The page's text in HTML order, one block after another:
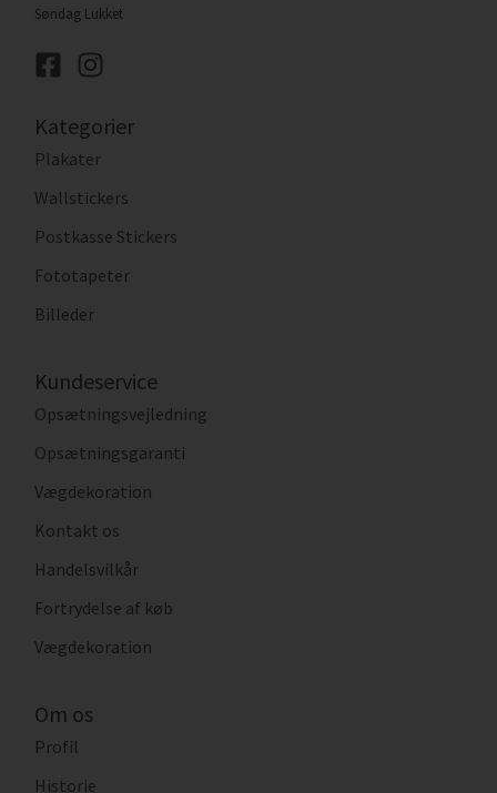
Søndag Lukket
Kategorier
Plakater
Wallstickers
Postkasse Stickers
Fototapeter
Billeder
Kundeservice
Opsætningsvejledning
Opsætningsgaranti
Vægdekoration
Kontakt os
Handelsvilkår
Fortrydelse af køb
Vægdekoration
Om os
Profil
Historie